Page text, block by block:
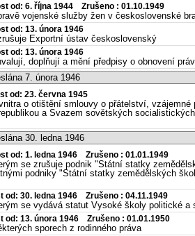
od: 6. října 1944 Zrušeno : 01.10.1949
vojenské služby žen v československé
od: 13. února 1946
Exportní ústav československý
od: 13. února 1946
doplňují a mění předpisy o obnovení
7. února 1946
od: 23. června 1945
o otištění smlouvy o přátelství, vzájemné
a Svazem sovětských
30. ledna 1946
od: 1. ledna 1946 Zrušeno : 01.01.1949
se zrušuje podnik "Státní statky
podniky "Státní statky zemědělských
od: 30. ledna 1946 Zrušeno : 04.11.1949
se vydává statut Vysoké školy politické a
od: 13. února 1946 Zrušeno : 01.01.1950
sporech z rodinného práva